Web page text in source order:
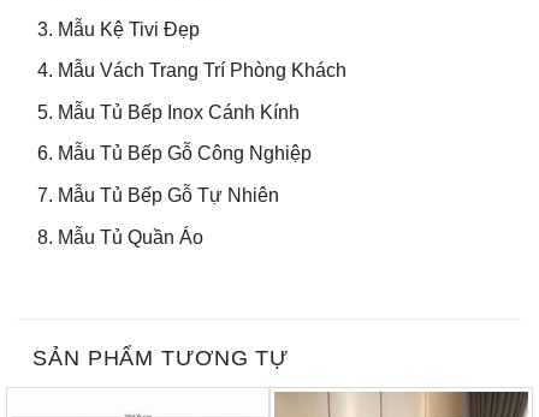
Mẫu Kệ Tivi Đẹp
Mẫu Vách Trang Trí Phòng Khách
Mẫu Tủ Bếp Inox Cánh Kính
Mẫu Tủ Bếp Gỗ Công Nghiệp
Mẫu Tủ Bếp Gỗ Tự Nhiên
Mẫu Tủ Quần Áo
SẢN PHẨM TƯƠNG TỰ